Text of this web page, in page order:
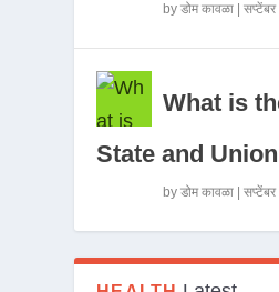
byडोम कावळा |
What is
State and
byडोम कावळा |